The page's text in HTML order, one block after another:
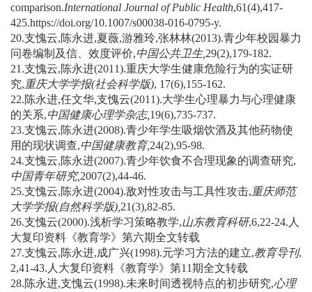
comparison.International Journal of Public Health,61(4),417-
425.https://doi.org/10.1007/s00038-016-0795-y.
20.支愧云,陈永进,夏薇,游雅玲,张林林(2013).青少年校园暴力
问卷编制及信、效度评价,中国公共卫生, 29(2),179-182.
21.支愧云,陈永进(2011).重庆大学生健康危险行为的实证研
究,重庆大学学报(社会科学版), 17(6),155-162.
22.陈永进,任文华,支愧云(2011).大学生心理暴力与心理健康
的关系,中国健康心理学杂志,19(6),735-737.
23.支愧云,陈永进(2008).青少年学生吸烟饮酒及其他药物使
用的现状调查,中国健康教育,24(2),95-98.
24.支愧云,陈永进(2007).青少年饮食不合理现象的调查研究,
中国青年研究,2007(2),44-46.
25.支愧云,陈永进(2004).敌对性攻击与工具性攻击,重庆师范
大学学报(自然科学版), 21(3),82-85.
26.支愧云(2000).浅析学习策略教学,山东教育科研,6,22-24.人
大复印资料《教育学》第六期全文转载
27.支愧云,陈永进,成广兴(1998).元学习方法的建立,教育导刊,
2,41-43.人大复印资料《教育学》第11期全文转载
28.陈永进,支愧云(1998).未来时间透视特点的初步研究,心理